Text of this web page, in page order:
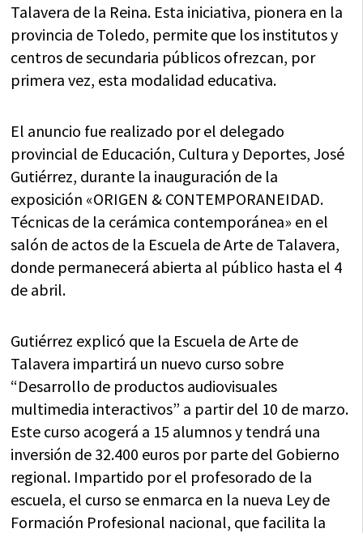
Talavera de la Reina. Esta iniciativa, pionera en la
provincia de Toledo, permite que los institutos y
centros de secundaria públicos ofrezcan, por
primera vez, esta modalidad educativa.
El anuncio fue realizado por el delegado
provincial de Educación, Cultura y Deportes, José
Gutiérrez, durante la inauguración de la
exposición «ORIGEN & CONTEMPORANEIDAD.
Técnicas de la cerámica contemporánea» en el
salón de actos de la Escuela de Arte de Talavera,
donde permanecerá abierta al público hasta el 4
de abril.
Gutiérrez explicó que la Escuela de Arte de
Talavera impartirá un nuevo curso sobre
“Desarrollo de productos audiovisuales
multimedia interactivos” a partir del 10 de marzo.
Este curso acogerá a 15 alumnos y tendrá una
inversión de 32.400 euros por parte del Gobierno
regional. Impartido por el profesorado de la
escuela, el curso se enmarca en la nueva Ley de
Formación Profesional nacional, que facilita la